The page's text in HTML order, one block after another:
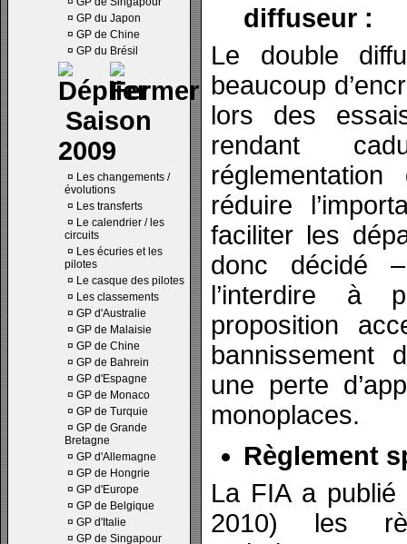
¤ GP du Japon
¤ GP de Chine
¤ GP du Brésil
Saison
2009
¤ Les changements /
évolutions
¤ Les transferts
¤ Le calendrier / les
circuits
¤ Les écuries et les
pilotes
¤ Le casque des pilotes
¤ Les classements
¤ GP d'Australie
¤ GP de Malaisie
¤ GP de Chine
¤ GP de Bahrein
¤ GP d'Espagne
¤ GP de Monaco
¤ GP de Turquie
¤ GP de Grande
Bretagne
¤ GP d'Allemagne
¤ GP de Hongrie
¤ GP d'Europe
¤ GP de Belgique
¤ GP d'Italie
¤ GP de Singapour
diffuseur :
Le double
beaucoup
lors des
rendant
réduire
faciliter les
donc décidé
l’interdire à
proposition
bannissement
une perte
monoplaces.
Règlement
La FIA a
2010) les